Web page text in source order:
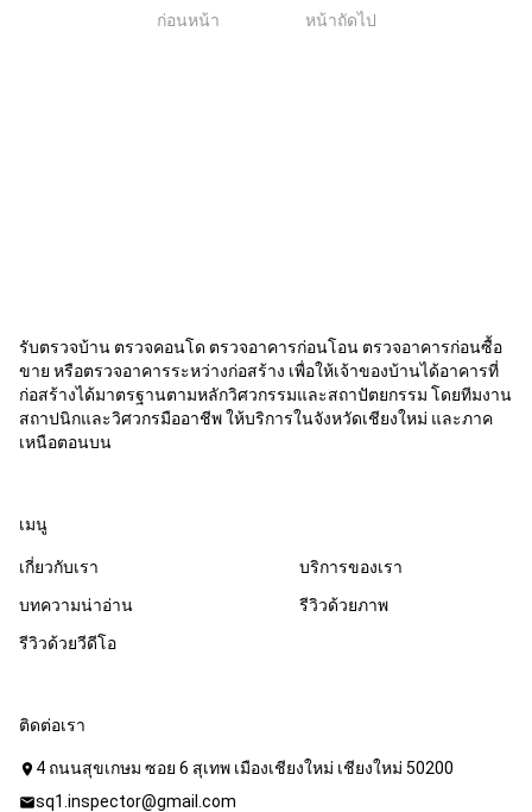
ก่อนหน้า หน้าถัดไป
รับตรวจบ้าน ตรวจคอนโด ตรวจอาคารก่อนโอน ตรวจอาคารก่อนซื้อ
ขาย หรือตรวจอาคารระหว่างก่อสร้าง เพื่อให้เจ้าของบ้านได้อาคารที่
ก่อสร้างได้มาตรฐานตามหลักวิศวกรรมและสถาปัตยกรรม โดยทีมงาน
สถาปนิกและวิศวกรมืออาชีพ ให้บริการในจังหวัดเชียงใหม่ และภาค
เหนือตอนบน
เมนู
เกี่ยวกับเรา
บริการของเรา
บทความน่าอ่าน
รีวิวด้วยภาพ
รีวิวด้วยวีดีโอ
ติดต่อเรา
location_on 4 ถนนสุขเกษม ซอย 6 สุเทพ เมืองเชียงใหม่ เชียงใหม่ 50200
mailsq1.inspector@gmail.com